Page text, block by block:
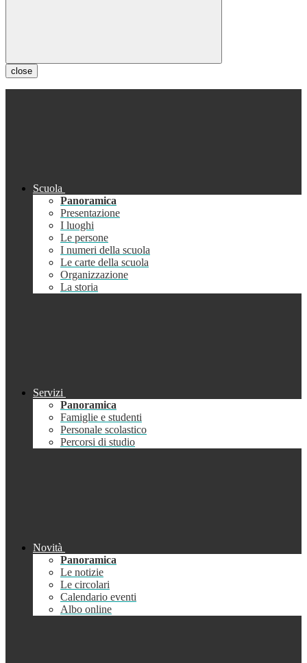
close
Scuola
Panoramica
Presentazione
I luoghi
Le persone
I numeri della scuola
Le carte della scuola
Organizzazione
La storia
Servizi
Panoramica
Famiglie e studenti
Personale scolastico
Percorsi di studio
Novità
Panoramica
Le notizie
Le circolari
Calendario eventi
Albo online